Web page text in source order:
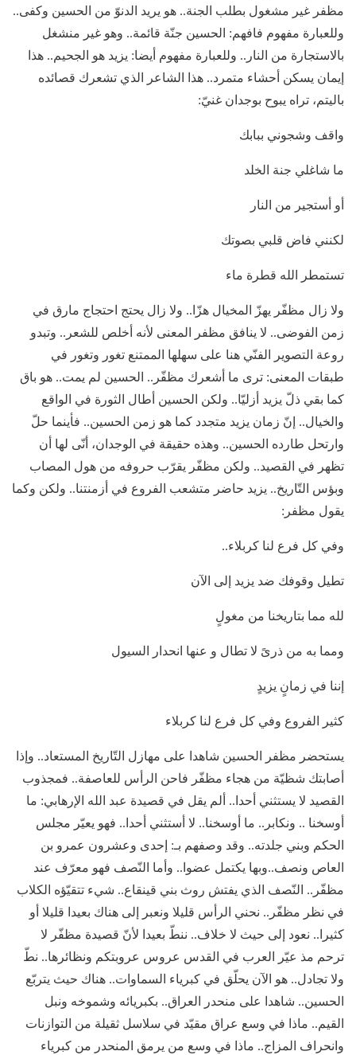
مظفر غير مشغول بطلب الجنة.. هو يريد الدنوّ من الحسين وكفى..
وللعبارة مفهوم فافهم: الحسين جنّة قائمة.. وهو غير منشغل
بالاستجارة من النار.. وللعبارة مفهوم أيضا: يزيد هو الجحيم.. هذا
إيمان يسكن أحشاء متمرد.. هذا الشاعر الذي تشعرك قصائده
باليتم، تراه يبوح بوجدان غنيّ:
واقف وشجوني ببابك
ما شاغلي جنة الخلد
أو أستجير من النار
لكنني فاض قلبي بصوتك
تستمطر الله قطرة ماء
ولا زال مظفّر يهزّ المخيال هزّا.. ولا زال يحتج احتجاج مارق في
زمن الفوضى.. لا ينافق مظفر المعنى لأنه أخلص للشعر.. وتبدو
روعة التصوير الفنّي هنا على سهلها الممتنع تغور وتغور في
طبقات المعنى: ترى ما أشعرك مظفّر.. الحسين لم يمت.. هو باق
كما بقي ذلّ يزيد أزليّا.. ولكن الحسين أطال الثورة في الواقع
والخيال.. إنّ زمان يزيد متجدد كما هو زمن الحسين.. فأينما حلّ
وارتحل طارده الحسين.. وهذه حقيقة في الوجدان، أنّى لها أن
تظهر في القصيد.. ولكن مظفّر يقرّب حروفه من هول المصاب
وبؤس التّاريخ.. يزيد حاضر متشعب الفروع في أزمنتنا.. ولكن وكما
يقول مظفر:
وفي كل فرع لنا كربلاء..
تطيل وقوفك ضد يزيد إلى الآن
لله مما بتاريخنا من مغولٍ
ومما به من ذرىً لا تطال و عنها انحدار السيول
إننا في زمانٍ يزيدٍ
كثير الفروع وفي كل فرع لنا كربلاء
يستحضر مظفر الحسين شاهدا على مهازل التّاريخ المستعاد.. وإذا
أصابتك شظيّة من هجاء مظفّر فاحن الرأس للعاصفة.. فمجذوب
القصيد لا يستثني أحدا.. ألم يقل في قصيدة عبد الله الإرهابي: ما
أوسخنا .. ونكابر.. ما أوسخنا.. لا أستثني أحدا.. فهو يعيّر مجلس
الحكم وبني جلدته.. وقد وصفهم بـ: إحدى وعشرون عمرو بن
العاص ونصف..وبها يكتمل عضوا.. وأما النّصف فهو معرّف عند
مظفّر.. النّصف الذي يفتش روث بني قينقاع.. شيء تتقيّؤه الكلاب
في نظر مظفّر.. نحني الرأس قليلا ونعبر إلى هناك بعيدا قليلا أو
كثيرا.. نعود إلى حيث لا خلاف.. ننطّ بعيدا لأنّ قصيدة مظفّر لا
ترحم مذ عيّر العرب في القدس عروس عروبتكم ونظائرها.. نطّ
ولا تجادل.. هو الآن يحلّق في كبرياء السماوات.. هناك حيث يتربّع
الحسين.. شاهدا على منحدر العراق.. بكبريائه وشموخه ونبل
القيم.. ماذا في وسع عراق مقيّد في سلاسل ثقيلة من التوازنات
وانحراف المزاج.. ماذا في وسع من يرمق المنحدر من كبرياء